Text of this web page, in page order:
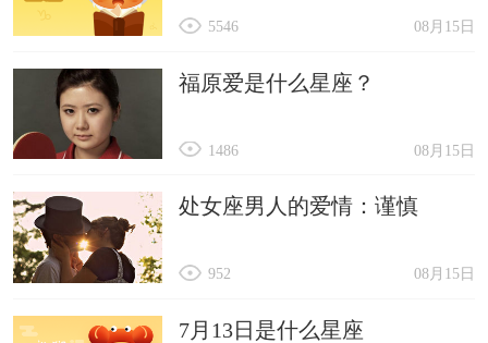
08月15日
5546
福原爱是什么星座？
08月15日
1486
处女座男人的爱情：谨慎
08月15日
952
7月13日是什么星座